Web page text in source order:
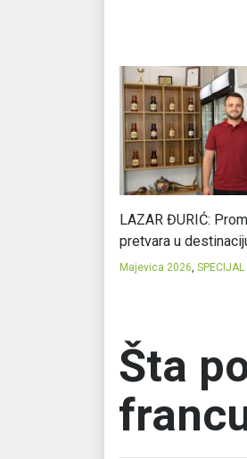
LAZAR ĐURIĆ:
pretvara u
Majevica 2026, SPECIJAL
Šta